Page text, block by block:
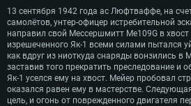
13 сентября 1942 года ас Люфтваффе, на
самолётов, унтер-офицер истребительной
направил свой Мессершмитт Me109G в
изрешеченного Як-1 всеми силами пытался
как вдруг из ниоткуда снаряды вонзились в
заставив того прекратить преследование и
Як-1 уселся ему на хвост. Мейер пробовал
оказался равен ему в мастерстве.
цель, и огонь от поврежденного двигателя